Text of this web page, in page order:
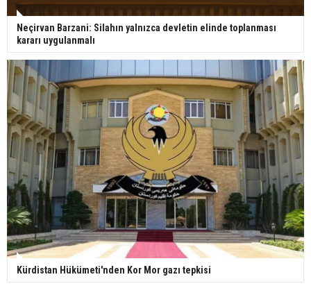
Neçirvan Barzani: Silahın yalnızca devletin elinde toplanması
kararı uygulanmalı
Kürdistan Hükümeti'nden Kor Mor gazı tepkisi